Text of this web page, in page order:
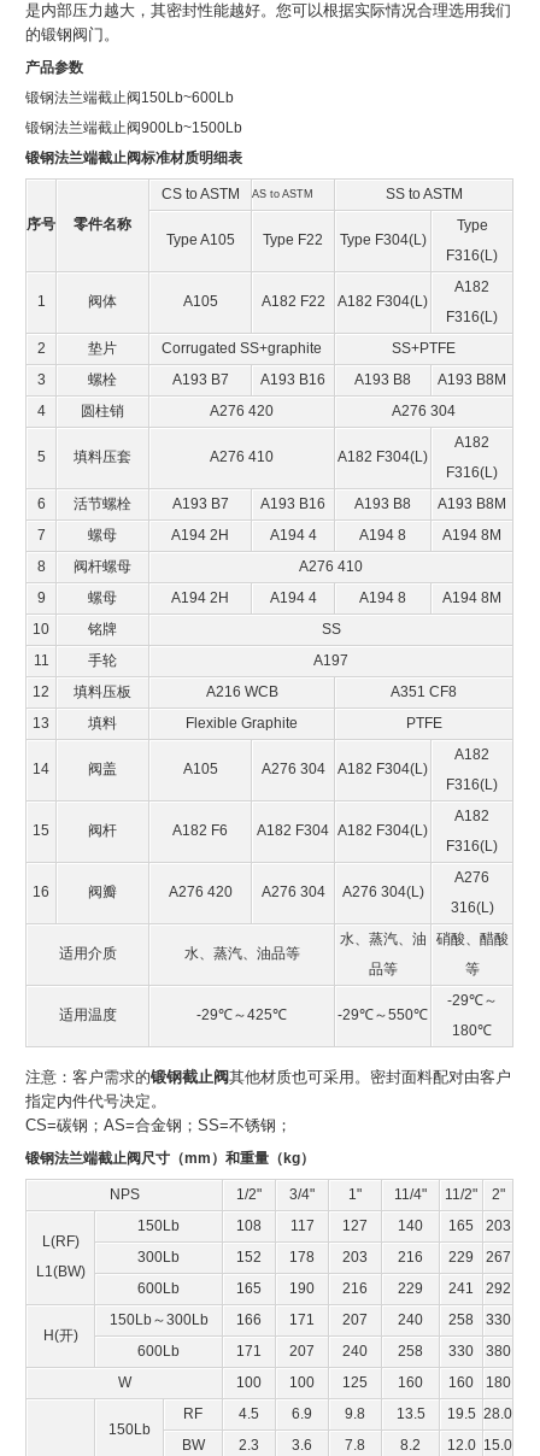
是内部压力越大，其密封性能越好。您可以根据实际情况合理选用我们
的锻钢阀门。
产品参数
锻钢法兰端截止阀150Lb~600Lb
锻钢法兰端截止阀900Lb~1500Lb
锻钢法兰端截止阀标准材质明细表
序号 零件名称
CS to ASTM AS to ASTM SS to ASTM
Type A105 Type F22 Type F304(L)
Type
F316(L)
1 阀体 A105 A182 F22 A182 F304(L)
A182
F316(L)
2
垫片 Corrugated SS+graphite
SS+PTFE
3
螺栓 A193 B7 A193 B16 A193 B8
A193 B8M
4
圆柱销 A276 420 A276 304
5 填料压套 A276 410 A182 F304(L)
A182
F316(L)
6
活节螺栓 A193 B7 A193 B16 A193 B8
A193 B8M
7
螺母 A194 2H A194 4 A194 8
A194 8M
8
阀杆螺母
A276 410
9
螺母 A194 2H A194 4 A194 8
A194 8M
10
铭牌
SS
11
手轮
A197
12
填料压板 A216 WCB
A351 CF8
13
填料 Flexible Graphite PTFE
14 阀盖 A105 A276 304 A182 F304(L)
A182
F316(L)
15 阀杆 A182 F6 A182 F304 A182 F304(L)
A182
F316(L)
16 阀瓣 A276 420 A276 304 A276 304(L)
A276
316(L)
适用介质 水、蒸汽、油品等
水、蒸汽、油
品等
硝酸、醋酸
等
适用温度 -29℃～425℃ -29℃～550℃
-29℃～
180℃
注意：客户需求的锻钢截止阀其他材质也可采用。密封面料配对由客户
指定内件代号决定。
CS=碳钢；AS=合金钢；SS=不锈钢；
锻钢法兰端截止阀尺寸（mm）和重量（kg）
NPS 1/2" 3/4" 1" 11/4" 11/2" 2"
L(RF)
L1(BW)
150Lb 108 117 127 140 165
203
300Lb
152 178 203 216 229
267
600Lb
165 190 216 229 241 292
H(开)
150Lb～300Lb 166 171 207 240 258
330
600Lb
171 207 240 258 330
380
W
100 100 125 160 160 180
150Lb
RF 4.5 6.9 9.8 13.5 19.5 28.0
BW
2.3 3.6 7.8 8.2 12.0 15.0